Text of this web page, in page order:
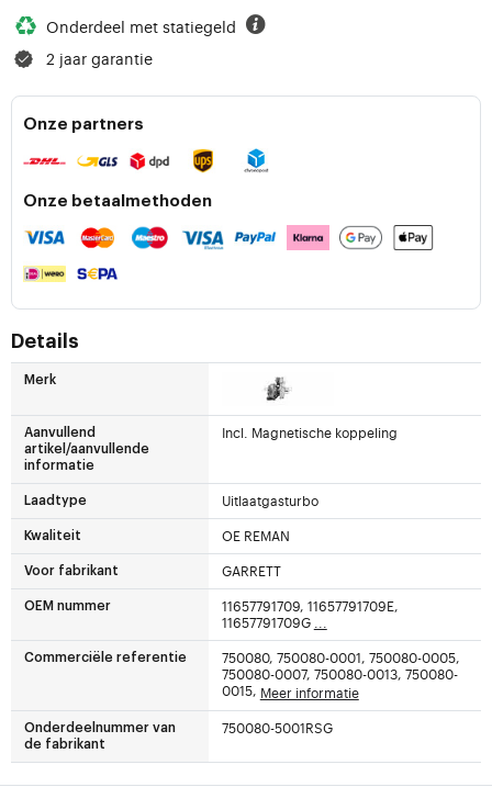
Onderdeel met statiegeld
2 jaar garantie
Onze partners
Onze betaalmethoden
Details
Merk
Aanvullend
artikel/aanvullende
informatie
Incl. Magnetische koppeling
Laadtype Uitlaatgasturbo
Kwaliteit OE REMAN
Voor fabrikant GARRETT
OEM nummer
11657791709, 11657791709E,
11657791709G ...
Commerciële referentie
750080, 750080-0001, 750080-0005,
750080-0007, 750080-0013, 750080-
0015, Meer informatie
Onderdeelnummer van
de fabrikant
750080-5001RSG